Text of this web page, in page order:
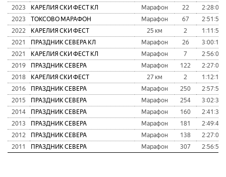
2023
КАРЕЛИЯ СКИ ФЕСТ КЛ Марафон 22
2:28:03
2023
ТОКСОВО МАРАФОН Марафон 67
2:51:56
2022
КАРЕЛИЯ СКИ ФЕСТ 25 км 2
1:11:53
2021
ПРАЗДНИК СЕВЕРА КЛ Марафон 26
3:00:15
2021
КАРЕЛИЯ СКИ ФЕСТ КЛ Марафон 7
2:56:07
2019
ПРАЗДНИК СЕВЕРА Марафон 122
2:27:03
2018
КАРЕЛИЯ СКИ ФЕСТ 27 км 2
1:12:12
2016
ПРАЗДНИК СЕВЕРА Марафон 250
2:57:57
2015
ПРАЗДНИК СЕВЕРА Марафон 254
3:02:35
2014
ПРАЗДНИК СЕВЕРА Марафон 160
2:41:35
2013
ПРАЗДНИК СЕВЕРА Марафон 181
2:49:48
2012
ПРАЗДНИК СЕВЕРА Марафон 138
2:27:06
2011
ПРАЗДНИК СЕВЕРА Марафон 307 2:56:56